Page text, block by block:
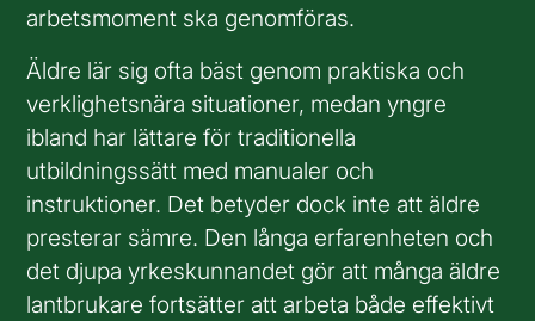
arbetsmoment ska genomföras.
Äldre lär sig ofta bäst genom praktiska och
verklighetsnära situationer, medan yngre
ibland har lättare för traditionella
utbildningssätt med manualer och
instruktioner. Det betyder dock inte att äldre
presterar sämre. Den långa erfarenheten och
det djupa yrkeskunnandet gör att många äldre
lantbrukare fortsätter att arbeta både effektivt